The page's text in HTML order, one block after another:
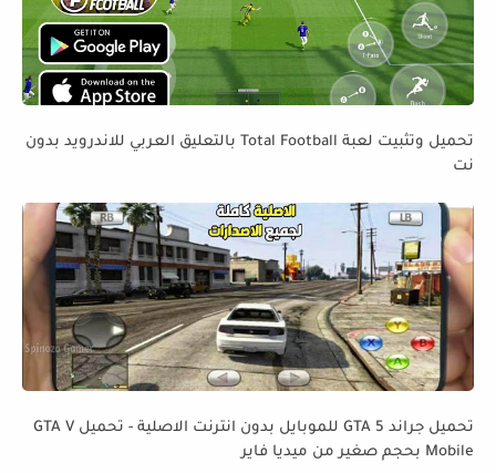
تحميل وتثبيت لعبة Total Football بالتعليق العربي للاندرويد بدون
نت
تحميل جراند GTA 5 للموبايل بدون انترنت الاصلية - تحميل GTA V
Mobile بحجم صغير من ميديا فاير